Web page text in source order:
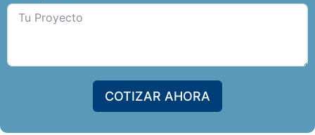
COTIZAR AHORA